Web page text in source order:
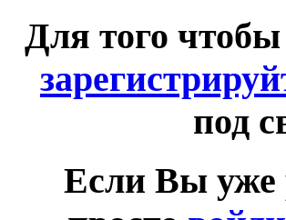
Для того
под
Если Вы уже